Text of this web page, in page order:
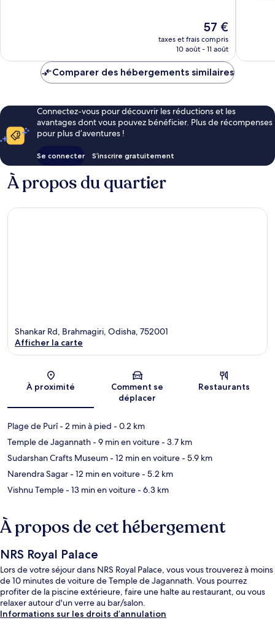
Le
nouveau
prix
de
57 €
taxes et frais compris
10 août - 11 août
Comparer des hébergements similaires
Connectez-vous pour découvrir les réductions et les
avantages dont vous pouvez bénéficier. Plus de récompenses
pour plus d’aventures !
Se connecter S’inscrire gratuitement
À propos du quartier
Carte
Shankar Rd, Brahmagiri, Odisha, 752001
Afficher la carte
À proximité
Comment se
déplacer
Restaurants
Plage de Purî- 2 min à pied - 0.2 km
Temple de Jagannath- 9 min en voiture- 3.7 km
Sudarshan Crafts Museum- 12 min en voiture- 5.9 km
Narendra Sagar- 12 min en voiture- 5.2 km
Vishnu Temple- 13 min en voiture- 6.3 km
À propos de cet hébergement
NRS Royal Palace
Lors de votre séjour dans NRS Royal Palace, vous vous trouverez à moins
de 10 minutes de voiture de Temple de Jagannath. Vous pourrez
profiter de la piscine extérieure, faire une halte au restaurant, ou vous
relaxer autour d'un verre au bar/salon.
Informations sur les droits d’annulation